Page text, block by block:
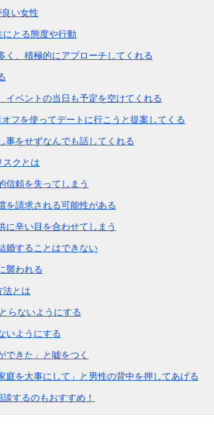
い女性
とる態度や行動
く、積極的にアプローチしてくれる
イベントの当日も予定を空けてくれる
フを使ってデートに行こうと提案してくる
事をせずなんでも話してくれる
クとは
信頼を失ってしまう
を請求される可能性がある
に辛い目を合わせてしまう
婚することはできない
襲われる
とは
らないようにする
いようにする
できた」と嘘をつく
庭を大事にして」と男性の背中を押してあげる
するのもおすすめ！